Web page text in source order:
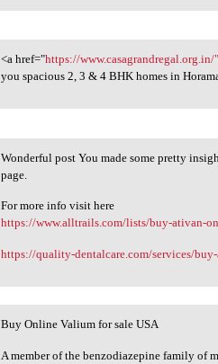
<a href="https://www
<a href="https://www.casagrandregal.org.in/
you spacious 2, 3 & 4 BHK homes in
Wonderful post You made some
Wonderful post You made some pretty
page.
For more info visit here
https://www.alltrails.com/lists/buy-ativan-
https://quality-dentalcare.com/services/
Buy Online Valium for sale
Buy Online Valium for sale USA
A member of the benzodiazepine family of